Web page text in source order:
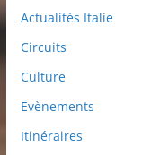
Actualités Italie
Circuits
Culture
Evènements
Itinéraires